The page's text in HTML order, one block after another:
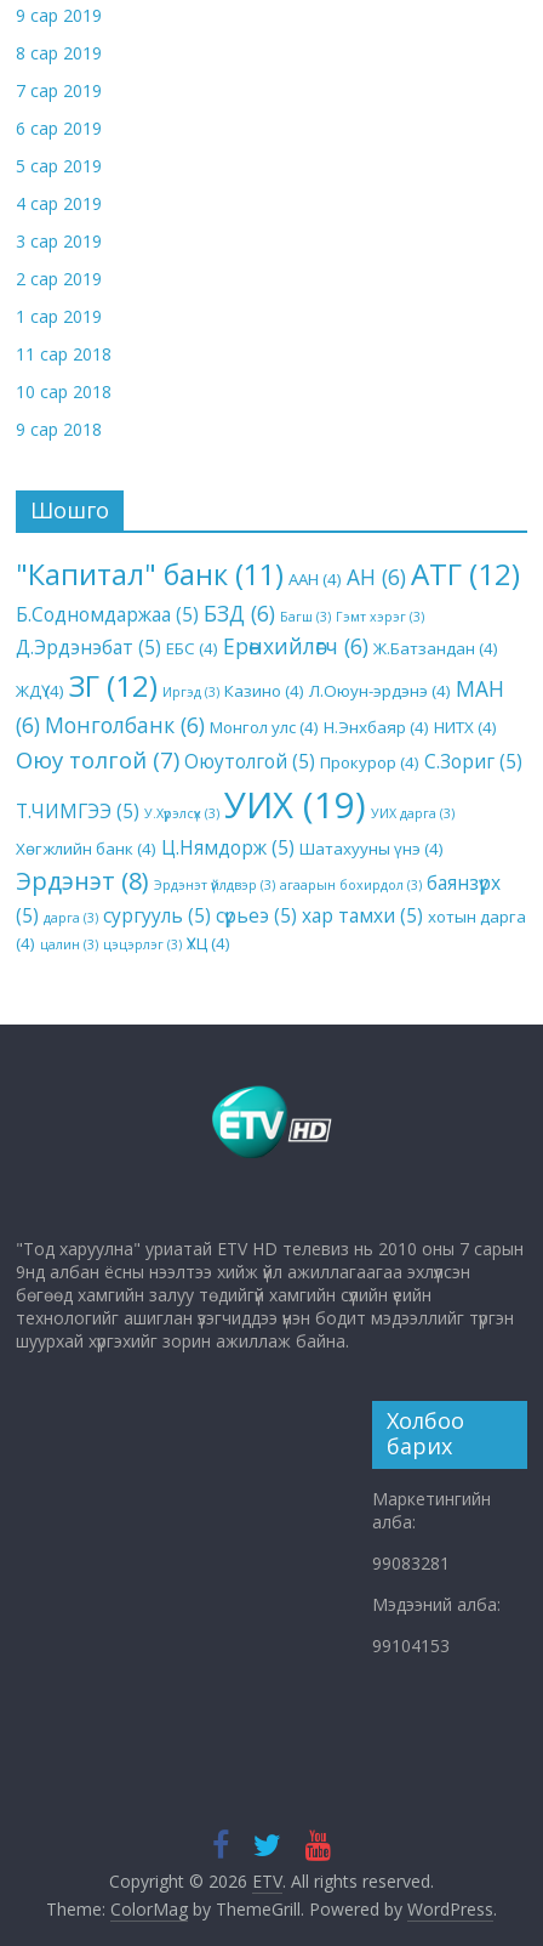
9 сар 2019
8 сар 2019
7 сар 2019
6 сар 2019
5 сар 2019
4 сар 2019
3 сар 2019
2 сар 2019
1 сар 2019
11 сар 2018
10 сар 2018
9 сар 2018
Шошго
"Капитал" банк (11) ААН (4) АН (6)АТГ (12)
Б.Содномдаржаа (5) БЗД (6) Багш (3) Гэмт хэрэг (3)
Д.Эрдэнэбат (5) ЕБС (4) Ерөнхийлөгч (6) Ж.Батзандан (4)
ЖДҮ(4) ЗГ (12) Иргэд (3) Казино (4) Л.Оюун-эрдэнэ (4) МАН
(6) Монголбанк (6) Монгол улс(4) Н.Энхбаяр (4) НИТХ(4)
Оюу толгой (7) Оюутолгой (5) Прокурор (4) С.Зориг(5)
Т.ЧИМГЭЭ (5) У.Хүрэлсүх (3) УИХ (19) УИХ дарга (3)
Хөгжлийн банк(4) Ц.Нямдорж(5) Шатахууны үнэ (4)
Эрдэнэт (8) Эрдэнэт үйлдвэр (3) агаарын бохирдол (3) баянзүрх
(5) дарга (3) сургууль (5) сүрьеэ (5) хар тамхи (5) хотын дарга
(4) цалин (3) цэцэрлэг (3) ҮХЦ(4)
"Тод харуулна" уриатай ETV HD телевиз нь 2010 оны 7 сарын
9нд албан ёсны нээлтээ хийж үйл ажиллагаагаа эхлүүлсэн
бөгөөд хамгийн залуу төдийгүй хамгийн сүүлийн үеийн
технологийг ашиглан үзэгчиддээ үнэн бодит мэдээллийг түргэн
шуурхай хүргэхийг зорин ажиллаж байна.
Холбоо
барих
Маркетингийн
алба:
99083281
Мэдээний алба:
99104153
Copyright © 2026 ETV. All rights reserved.
Theme: ColorMagby ThemeGrill. Powered by WordPress.